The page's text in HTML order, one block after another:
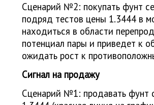
Сценарий №2: покупать фунт
подряд тестов цены 1.3444 в
находиться в области
потенциал пары и приведет к
ожидать рост к
Сигнал на продажу
Сценарий №1: продавать фунт